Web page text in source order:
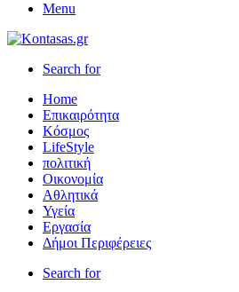
Menu
Search for
Home
Επικαιρότητα
Κόσμος
LifeStyle
πολιτική
Οικονομία
Αθλητικά
Υγεία
Εργασία
Δήμοι Περιφέρειες
Search for